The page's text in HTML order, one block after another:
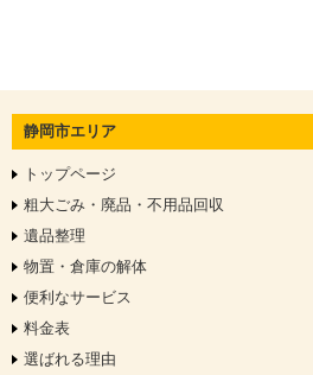
静岡市エリア
トップページ
粗大ごみ・廃品・不用品回収
遺品整理
物置・倉庫の解体
便利なサービス
料金表
選ばれる理由